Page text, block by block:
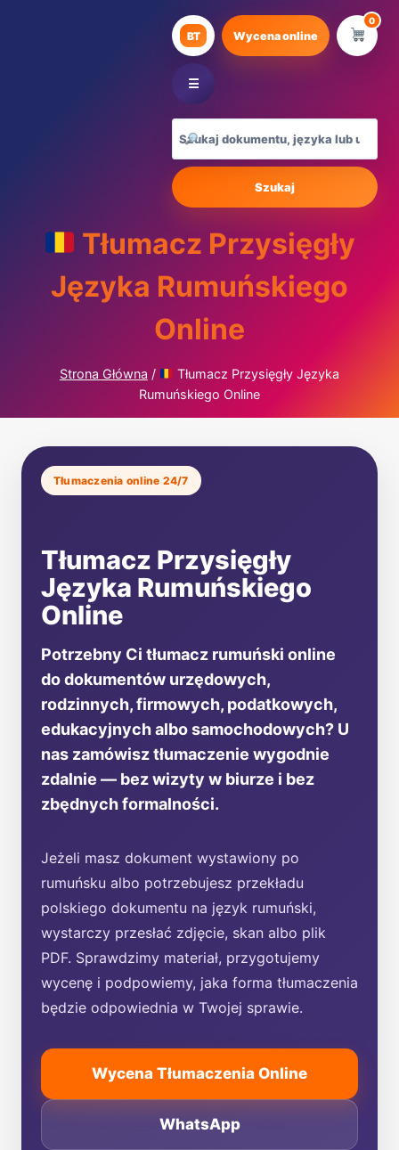
BT Wycena online
0
☰
Szukaj
Tłumacz Przysięgły
Języka Rumuńskiego
Online
Strona Główna /
Tłumacz Przysięgły Języka
Rumuńskiego Online
Tłumaczenia online 24/7
Tłumacz Przysięgły
Języka Rumuńskiego
Online
Potrzebny Ci tłumacz rumuński online
do dokumentów urzędowych,
rodzinnych, firmowych, podatkowych,
edukacyjnych albo samochodowych? U
nas zamówisz tłumaczenie wygodnie
zdalnie — bez wizyty w biurze i bez
zbędnych formalności.
Jeżeli masz dokument wystawiony po
rumuńsku albo potrzebujesz przekładu
polskiego dokumentu na język rumuński,
wystarczy przesłać zdjęcie, skan albo plik
PDF. Sprawdzimy materiał, przygotujemy
wycenę i podpowiemy, jaka forma tłumaczenia
będzie odpowiednia w Twojej sprawie.
Wycena Tłumaczenia Online
WhatsApp